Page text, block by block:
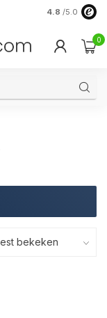
4.8 /5.0
0